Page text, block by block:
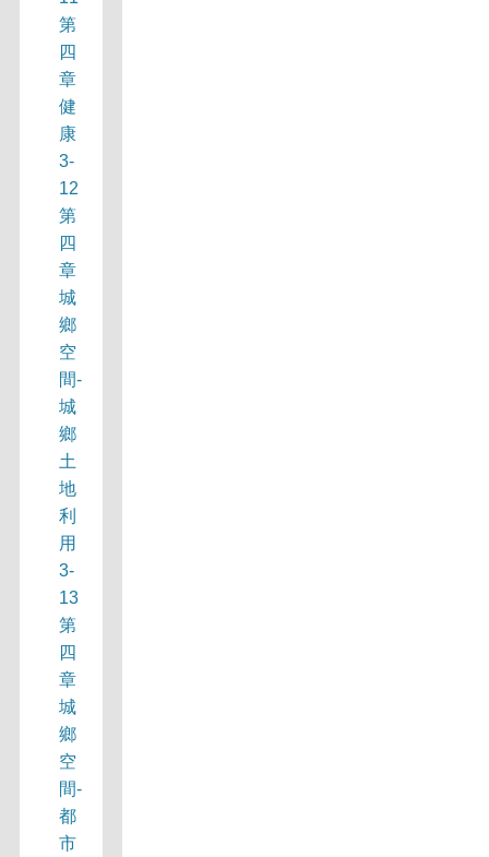
第
四
章
健
康
3-
12
第
四
章
城
鄉
空
間-
城
鄉
土
地
利
用
3-
13
第
四
章
城
鄉
空
間-
都
市